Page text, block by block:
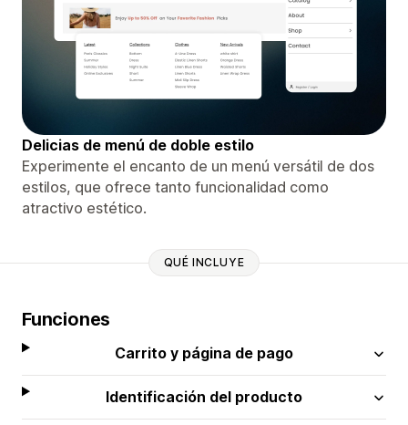
Delicias de menú de doble estilo
Experimente el encanto de un menú versátil de dos
estilos, que ofrece tanto funcionalidad como
atractivo estético.
QUÉ INCLUYE
Funciones
Carrito y página de pago
Identificación del producto